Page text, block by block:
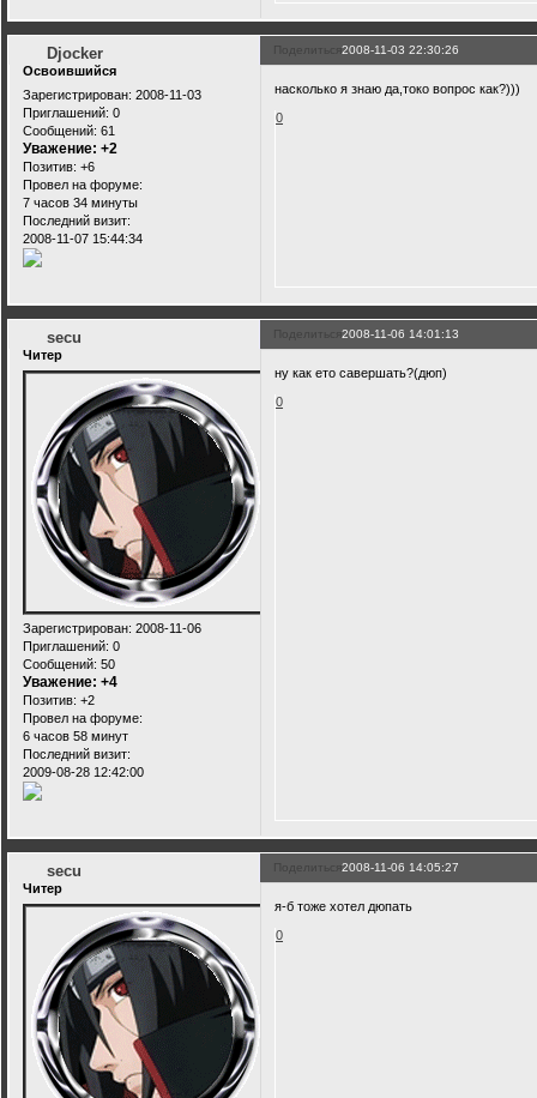
Поделиться2008-11-03 22:30:26
Djocker
Освоившийся
Зарегистрирован: 2008-11-03
Приглашений: 0
Сообщений: 61
Уважение: +2
Позитив: +6
Провел на форуме:
7 часов 34 минуты
Последний визит:
2008-11-07 15:44:34
насколько я знаю да,токо вопрос как?)))
0
Поделиться2008-11-06 14:01:13
secu
Читер
Зарегистрирован: 2008-11-06
Приглашений: 0
Сообщений: 50
Уважение: +4
Позитив: +2
Провел на форуме:
6 часов 58 минут
Последний визит:
2009-08-28 12:42:00
ну как ето савершать?(дюп)
0
Поделиться2008-11-06 14:05:27
secu
Читер
я-б тоже хотел дюпать
0